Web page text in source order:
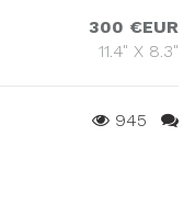
300 €EUR
11.4" X 8.3"
945